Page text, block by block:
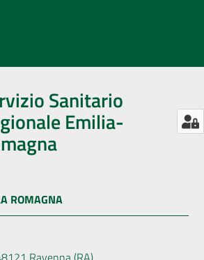
Sanitario
Emilia-
ROMAGNA